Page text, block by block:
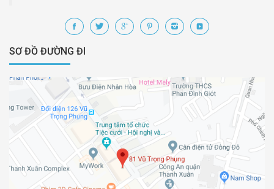
SƠ ĐỒ ĐƯỜNG ĐI